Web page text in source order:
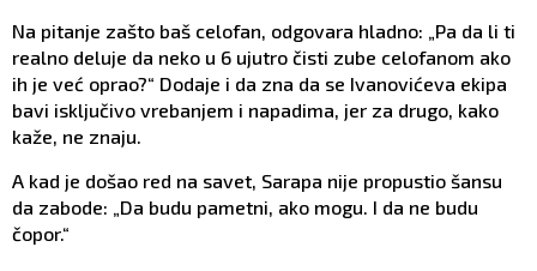
Na pitanje zašto baš celofan, odgovara hladno: „Pa da li ti
realno deluje da neko u 6 ujutro čisti zube celofanom ako
ih je već oprao?“ Dodaje i da zna da se Ivanovićeva ekipa
bavi isključivo vrebanjem i napadima, jer za drugo, kako
kaže, ne znaju.
A kad je došao red na savet, Sarapa nije propustio šansu
da zabode: „Da budu pametni, ako mogu. I da ne budu
čopor.“